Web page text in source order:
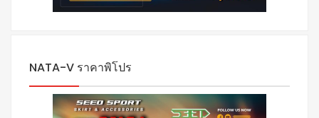
NATA-V ราคาพิโปร